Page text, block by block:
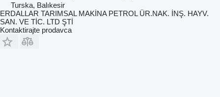
Turska, Balıkesir
ERDALLAR TARIMSAL MAKİNA PETROL ÜR.NAK. İNŞ. HAYV.
SAN. VE TİC. LTD ŞTİ
Kontaktirajte prodavca